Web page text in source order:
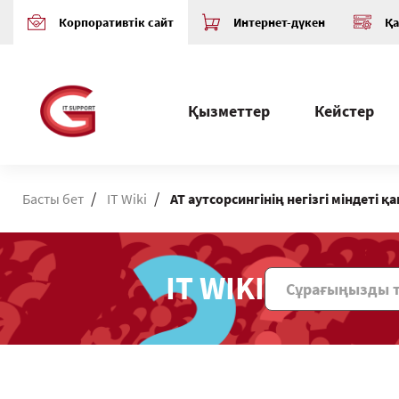
Корпоративтік сайт Интернет-дүкен
Қызметтер Кейстер
Басты бет / IT Wiki / АТ аутсорсингінің негізгі міндеті
IT WIKI
Поиск